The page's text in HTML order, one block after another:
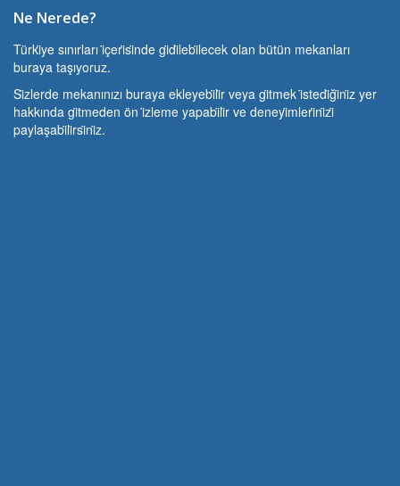
Ne Nerede?
Türki̇ye sınırları i̇çeri̇si̇nde gi̇di̇lebi̇lecek olan bütün mekanları
buraya taşıyoruz.
Si̇zlerde mekanınızı buraya ekleyebi̇li̇r veya gi̇tmek i̇stedi̇ği̇ni̇z yer
hakkında gi̇tmeden ön i̇zleme yapabi̇li̇r ve deneyi̇mleri̇ni̇zi̇
paylaşabi̇li̇rsi̇ni̇z.